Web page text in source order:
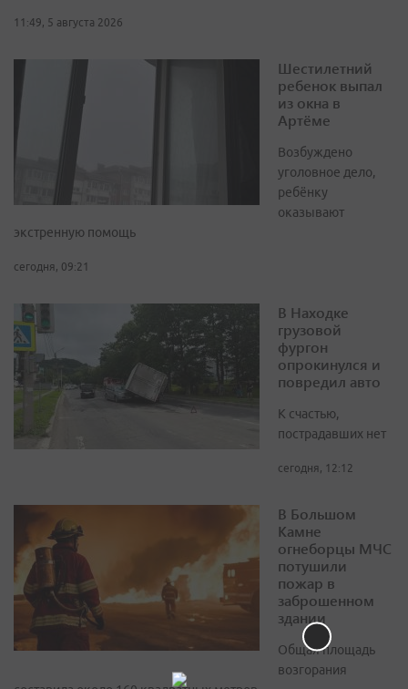
11:49, 5 августа 2026
Шестилетний
ребенок выпал
из окна в
Артёме
Возбуждено
уголовное дело,
ребёнку
оказывают
экстренную помощь
сегодня, 09:21
В Находке
грузовой
фургон
опрокинулся и
повредил авто
К счастью,
пострадавших нет
сегодня, 12:12
В Большом
Камне
огнеборцы МЧС
потушили
пожар в
заброшенном
здании
Общая площадь
возгорания